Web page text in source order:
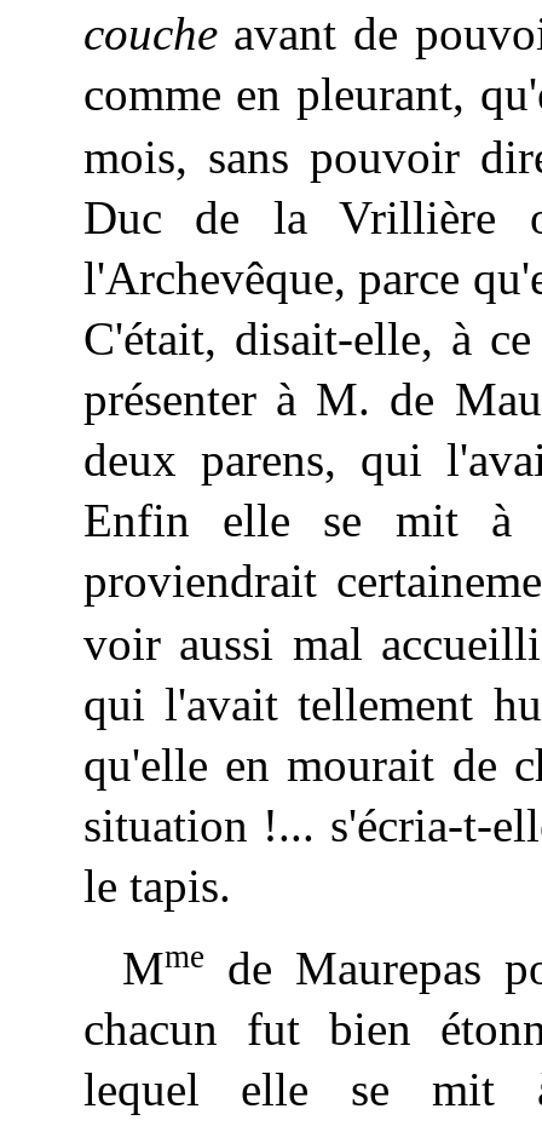
coucheavant de
comme en pleurant,
mois, sans pouvoir
Duc de la
l'Archevêque, parce
C'était, disait-elle, à
présenter à M. de
deux parens, qui
Enfin elle se mit à
proviendrait
voir aussi mal
qui l'avait tellement
qu'elle en mourait de
situation !... s'écria-t-
le tapis.
Mme
de Maurepas
chacun fut bien
lequel elle se mit